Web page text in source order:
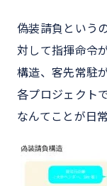
偽装請負という
対して指揮命令
構造、客先常駐
各プロジェクト
なんてことが日